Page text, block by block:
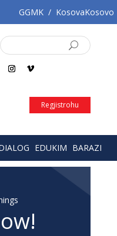
GGMK / KosovaKosovo
Regjistrohu
EDUKIM BARAZI